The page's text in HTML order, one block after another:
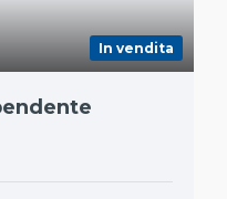
In vendita